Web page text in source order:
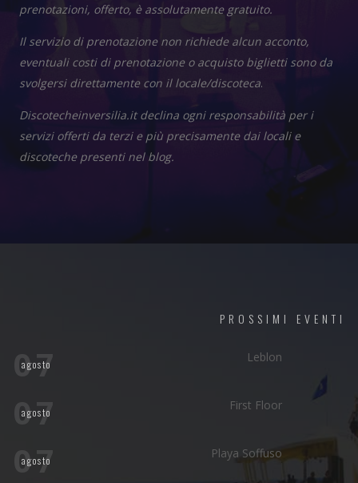
prenotazioni, offerto, è assolutamente gratuito.
Il servizio di prenotazione non richiede alcun acconto,
eventuali costi di prenotazione o acquisto biglietti sono da
svolgersi direttamente con il locale/discoteca.
Discotecheinversilia.it declina ogni responsabilità per i
servizi offerti da terzi e più precisamente dai locali e
discoteche presenti nel blog.
PROSSIMI EVENTI
07
agosto Leblon
07
agosto First Floor
07
agosto Playa Soffuso